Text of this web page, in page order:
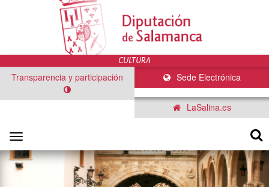
Sede Electrónica
Transparencia y participación
LaSalina.es
Toggle
navigation